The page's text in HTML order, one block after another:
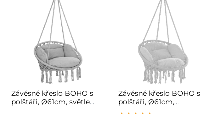
Závěsné křeslo BOHO s
polštáři, Ø61cm, světle
Závěsné křeslo BOHO s
polštáři, Ø61cm,
antracitová